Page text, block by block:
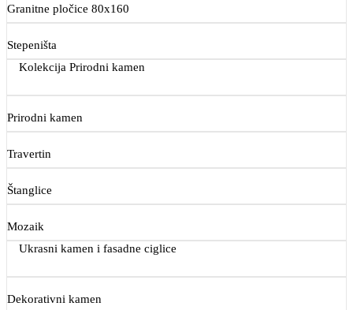
Granitne pločice 80x160
Stepeništa
Kolekcija Prirodni kamen
Prirodni kamen
Travertin
Štanglice
Mozaik
Ukrasni kamen i fasadne ciglice
Dekorativni kamen